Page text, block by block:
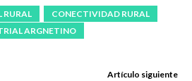
RURAL
CONECTIVIDAD RURAL
ARGNETINO
Artículo siguiente